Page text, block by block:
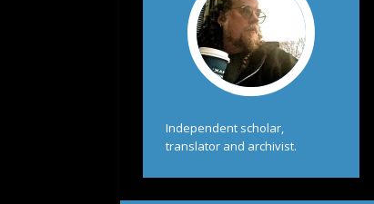
Independent scholar,
translator and archivist.